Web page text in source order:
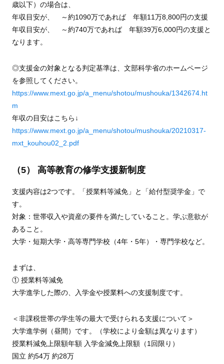
歳以下）の場合は、
年収目安が、 ～約1090万であれば 年額11万8,800円の支援
年収目安が、 ～約740万であれば 年額39万6,000円の支援と
なります。
◎支援金の対象となる判定基準は、文部科学省のホームページ
を参照してください。
https://www.mext.go.jp/a_menu/shotou/mushouka/1342674.ht
m
年収の目安はこちら↓
https://www.mext.go.jp/a_menu/shotou/mushouka/20210317-
mxt_kouhou02_2.pdf
（5） 高等教育の修学支援新制度
支援内容は2つです。「授業料等減免」と「給付型奨学金」で
す。
対象：世帯収入や資産の要件を満たしていること。学ぶ意欲が
あること。
大学・短期大学・高等専門学校（4年・5年）・専門学校など。
まずは、
① 授業料等減免
大学進学した際の、入学金や授業料への支援制度です。
＜非課税世帯の学生等の最大で受けられる支援について＞
大学進学例（昼間）です。（学校により金額は異なります）
授業料減免上限額年額 入学金減免上限額（1回限り）
国立 約54万 約28万